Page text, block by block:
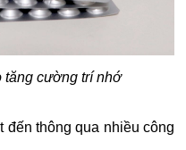
tăng cường trí nhớ
thông qua nhiều công